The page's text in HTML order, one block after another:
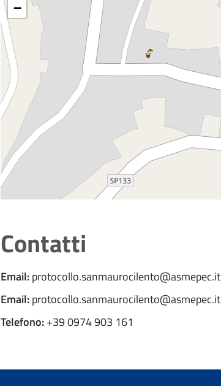
−
Contatti
Email:protocollo.sanmaurocilento@asmepec.it
Email:protocollo.sanmaurocilento@asmepec.it
Telefono:+39 0974 903 161